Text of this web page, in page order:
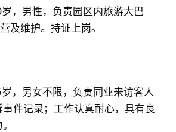
，男性，负责园区内旅游大巴
及维护。持证上岗。
，男女不限，负责同业来访客人
件记录；工作认真耐心，具有良